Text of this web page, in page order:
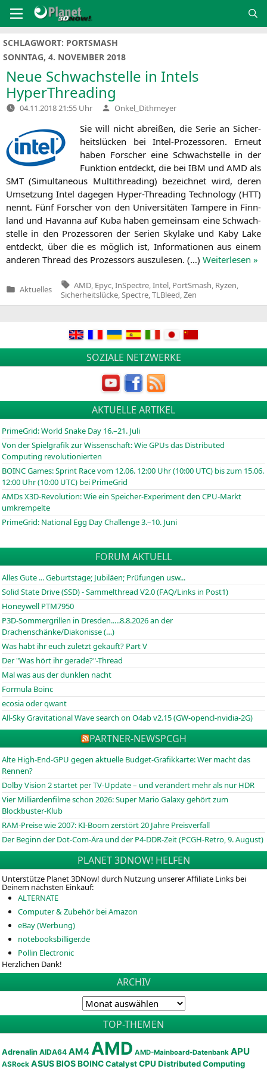
Inhalt
springen
SCHLAGWORT: PORTSMASH
SONNTAG, 4. NOVEMBER 2018
Neue Schwachstelle in Intels
HyperThreading
04.11.2018 21:55 Uhr Verfasst
von
Onkel_Dithmeyer
Sie will nicht abrei­ßen, die Serie an Sicher­
heits­lü­cken bei Intel-Pro­zes­so­ren. Erneut
haben For­scher eine Schwach­stel­le in der
Funk­ti­on ent­deckt, die bei IBM und AMD als
SMT(Simul­ta­neous Mul­ti­th­re­a­ding) bezeich­net wird, deren
Umset­zung Intel dage­gen Hyper-Thre­a­ding Tech­no­lo­gy (HTT)
nennt. Fünf For­scher von den Uni­ver­si­tä­ten Tam­pe­re in Finn­
land und Havan­na auf Kuba haben gemein­sam eine Schwach­
stel­le in den Pro­zes­so­ren der Seri­en Sky­la­ke und Kaby Lake
ent­deckt, über die es mög­lich ist, Infor­ma­tio­nen aus einem
ande­ren Thread des Pro­zes­sors aus­zu­le­sen. (…) Wei­ter­le­sen »
Veröffentlicht
Aktuelles
Tags:
AMD Epyc InSpectre Intel PortSmash Ryzen
Sicherheitslücke, Spectre, TLBleed Zen
SOZIALE NETZWERKE
AKTUELLE ARTIKEL
PrimeGrid: World Snake Day 16.–21. Juli
Von der Spielgrafik zur Wissenschaft: Wie GPUs das Distributed
Computing revolutionierten
BOINCGames: Sprint Race vom 12.06. 12:00 Uhr (10:00 UTC) bis zum 15.06.
12:00 Uhr (10:00 UTC) bei PrimeGrid
AMDs X3D-Revolution: Wie ein Speicher-Experiment den CPU-Markt
umkrempelte
PrimeGrid: National Egg Day Challenge 3.–10. Juni
FORUM AKTUELL
Alles Gute ... Geburtstage; Jubiläen; Prüfungen usw...
Solid State Drive (SSD) - Sammelthread V2.0 (FAQ/Links in Post1)
Honeywell PTM7950
P3D-Sommergrillen in Dresden.....8.8.2026 an der
Drachenschänke/Diakonisse (…)
Was habt ihr euch zuletzt gekauft? Part V
Der "Was hört ihr gerade?"-Thread
Mal was aus der dunklen nacht
Formula Boinc
ecosia oder qwant
All-Sky Gravitational Wave search on O4ab v2.15 (GW-opencl-nvidia-2G)
PARTNER-NEWSPCGH
Alte High-End-GPU gegen aktuelle Budget-Grafikkarte: Wer macht das
Rennen?
Dolby Vision 2 startet per TV-Update – und verändert mehr als nur HDR
Vier Milliardenfilme schon 2026: Super Mario Galaxy gehört zum
Blockbuster-Klub
RAM-Preise wie 2007: KI-Boom zerstört 20 Jahre Preisverfall
Der Beginn der Dot-Com-Ära und der P4-DDR-Zeit (PCGH-Retro, 9. August)
PLANET 3DNOW! HELFEN
Unterstütze Planet 3DNow! durch Nutzung unserer Affiliate Links bei
Deinem nächsten Einkauf:
ALTERNATE
Computer & Zubehör bei Amazon
eBay (Werbung)
notebooksbilliger.de
Pollin Electronic
Herzlichen Dank!
ARCHIV
TOP-THEMEN
Adrenalin AIDA64 AM4AMD AMD-Mainboard-Datenbank APU
ASRock ASUSBIOSBOINC Catalyst CPU Distributed Computing